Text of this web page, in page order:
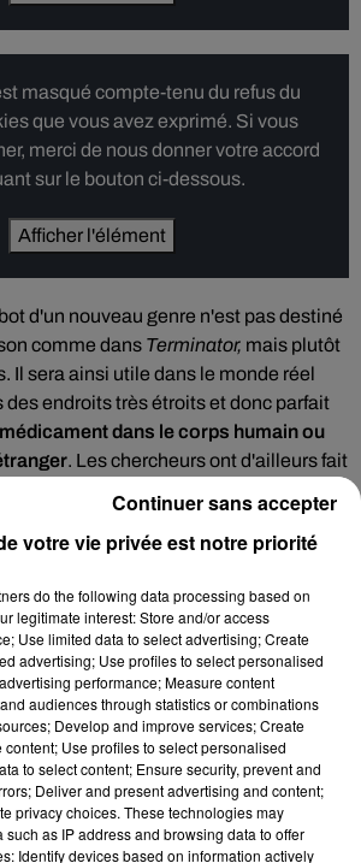
masqué compte-tenu du refus du
que vous avez exprimé. Si vous
merci de nous donner votre accord
sur le bouton ci-dessous.
Afficher l'élément
d'un nouveau genre n'est pas destiné
comme dans Terminator, mais plutôt
Il sera ainsi utile dans le monde réel
des endroits très étroits et donc parfait
dans le corps humain ou
. Les chercheurs ont d'ailleurs fait
masqué compte-tenu du refus du
que vous avez exprimé. Si vous
merci de nous donner votre accord
sur le bouton ci-dessous.
Afficher l'élément
test, ce mini T-1000 multifonctions
votre vie privée est notre priorité
do the following data processing based on
legitimate interest: Store and/or access
Use limited data to select advertising; Create
advertising; Use profiles to select personalised
performance; Measure content
audiences through statistics or combinations
Develop and improve services; Create
Use profiles to select personalised
to select content; Ensure security, prevent and
Deliver and present advertising and content;
privacy choices. These technologies may
as IP address and browsing data to offer
Identify devices based on information actively
Continuer sans accepter